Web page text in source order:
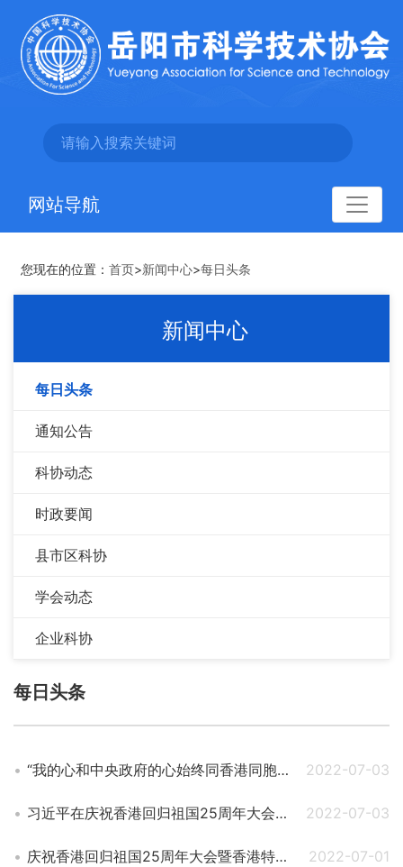
网站导航
您现在的位置： 首页>新闻中心>每日头条
新闻中心
每日头条
通知公告
科协动态
时政要闻
县市区科协
学会动态
企业科协
每日头条
“我的心和中央政府的心始终同香港同胞在一起”——习近平主席视察香港纪实 2022-07-03
习近平在庆祝香港回归祖国25周年大会暨香港特别行政区第六届政府就职典礼上的讲话（全文） 2022-07-03
庆祝香港回归祖国25周年大会暨香港特别行政区第六届政府就职典礼隆重举行 习近平出席并发表重要讲话 2022-07-01